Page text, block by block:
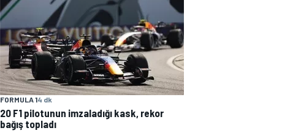
FORMULA 14 dk
20 F1 pilotunun imzaladığı kask, rekor
bağış topladı